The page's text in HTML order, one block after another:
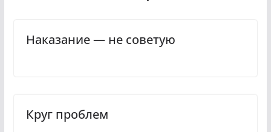
Наказание — не советую
Круг проблем